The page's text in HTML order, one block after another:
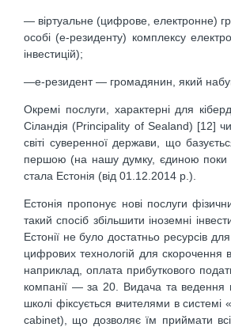
— віртуальне (цифрове, електронне)
особі (е-резиденту) комплексу
інвестицій);
—е-резидент — громадянин, який
Окремі послуги, характерні для
Сіландія (Principality of Sealand) [12]
світі суверенної держави, що
першою (на нашу думку, єдиною поки
стала Естонія (від 01.12.2014 р.).
Естонія пропонує нові послуги
такий спосіб збільшити іноземні
Естонії не було достатньо ресурсів
цифрових технологій для скорочення
наприклад, оплата прибуткового
компанії — за 20. Видача та ведення
школі фіксується вчителями в
cabinet), що дозволяє їм приймати всі